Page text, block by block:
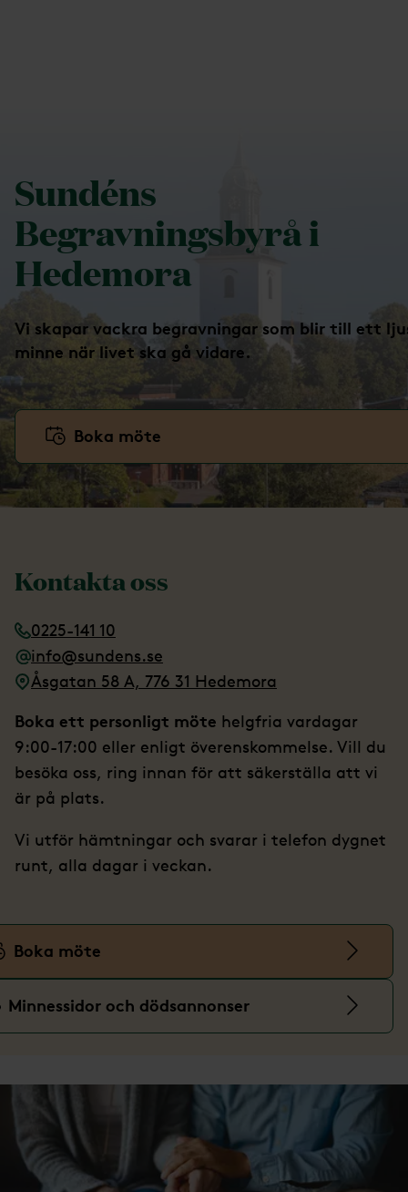
Sundéns
Begravningsbyrå i
Hedemora
Vi skapar vackra begravningar som blir till ett
minne när livet ska gå vidare.
Boka möte
Kontakta oss
0225-141 10
info@sundens.se
Åsgatan 58 A, 776 31 Hedemora
Boka ett personligt möte helgfria vardagar
9:00-17:00 eller enligt överenskommelse. Vill du
besöka oss, ring innan för att säkerställa att vi
är på plats.
Vi utför hämtningar och svarar i telefon dygnet
runt, alla dagar i veckan.
Boka möte
Minnessidor och dödsannonser